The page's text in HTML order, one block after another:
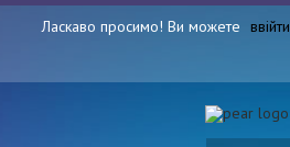
Ласкаво просимо! Ви можете ввійти